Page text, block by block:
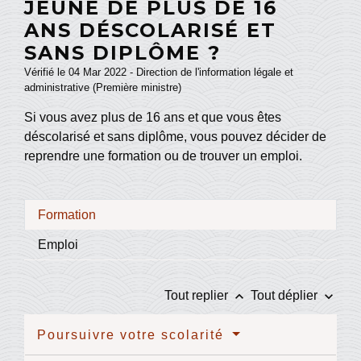
JEUNE DE PLUS DE 16
ANS DÉSCOLARISÉ ET
SANS DIPLÔME ?
Vérifié le 04 Mar 2022 - Direction de l'information légale et
administrative (Première ministre)
Si vous avez plus de 16 ans et que vous êtes
déscolarisé et sans diplôme, vous pouvez décider de
reprendre une formation ou de trouver un emploi.
Formation
Emploi
Tout replier keyboard_arrow_up Tout déplier keyboard_arrow_down
Poursuivre votre scolarité